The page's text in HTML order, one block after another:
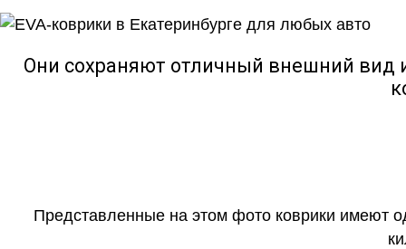
Они сохраняют отличный внешний вид
Представленные на этом фото коврики имеют